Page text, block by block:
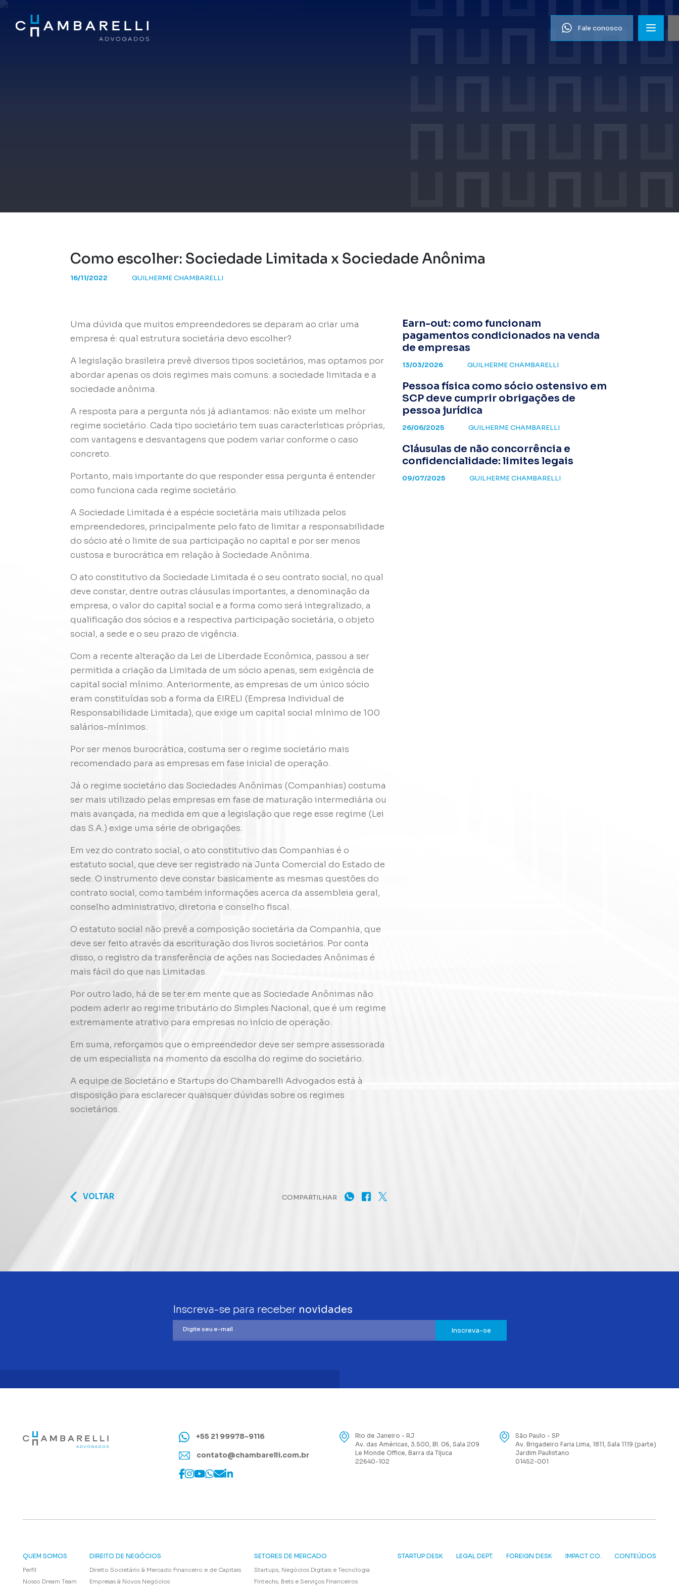
Fale conosco
Como escolher: Sociedade Limitada x Sociedade Anônima
16/11/2022 GUILHERME CHAMBARELLI
Uma dúvida que muitos empreendedores se deparam ao criar uma
empresa é: qual estrutura societária devo escolher?
A legislação brasileira prevê diversos tipos societários, mas optamos por
abordar apenas os dois regimes mais comuns: a sociedade limitada e a
sociedade anônima.
A resposta para a pergunta nós já adiantamos: não existe um melhor
regime societário. Cada tipo societário tem suas características próprias,
com vantagens e desvantagens que podem variar conforme o caso
concreto.
Portanto, mais importante do que responder essa pergunta é entender
como funciona cada regime societário.
A Sociedade Limitada é a espécie societária mais utilizada pelos
empreendedores, principalmente pelo fato de limitar a responsabilidade
do sócio até o limite de sua participação no capital e por ser menos
custosa e burocrática em relação à Sociedade Anônima.
O ato constitutivo da Sociedade Limitada é o seu contrato social, no qual
deve constar, dentre outras cláusulas importantes, a denominação da
empresa, o valor do capital social e a forma como será integralizado, a
qualificação dos sócios e a respectiva participação societária, o objeto
social, a sede e o seu prazo de vigência.
Com a recente alteração da Lei de Liberdade Econômica, passou a ser
permitida a criação da Limitada de um sócio apenas, sem exigência de
capital social mínimo. Anteriormente, as empresas de um único sócio
eram constituídas sob a forma da EIRELI (Empresa Individual de
Responsabilidade Limitada), que exige um capital social mínimo de 100
salários-mínimos.
Por ser menos burocrática, costuma ser o regime societário mais
recomendado para as empresas em fase inicial de operação.
Já o regime societário das Sociedades Anônimas (Companhias) costuma
ser mais utilizado pelas empresas em fase de maturação intermediária ou
mais avançada, na medida em que a legislação que rege esse regime (Lei
das S.A.) exige uma série de obrigações.
Em vez do contrato social, o ato constitutivo das Companhias é o
estatuto social, que deve ser registrado na Junta Comercial do Estado de
sede. O instrumento deve constar basicamente as mesmas questões do
contrato social, como também informações acerca da assembleia geral,
conselho administrativo, diretoria e conselho fiscal.
O estatuto social não prevê a composição societária da Companhia, que
deve ser feito através da escrituração dos livros societários. Por conta
disso, o registro da transferência de ações nas Sociedades Anônimas é
mais fácil do que nas Limitadas.
Por outro lado, há de se ter em mente que as Sociedade Anônimas não
podem aderir ao regime tributário do Simples Nacional, que é um regime
extremamente atrativo para empresas no início de operação.
Em suma, reforçamos que o empreendedor deve ser sempre assessorada
de um especialista na momento da escolha do regime do societário.
A equipe de Societário e Startups do Chambarelli Advogados está à
disposição para esclarecer quaisquer dúvidas sobre os regimes
societários.
VOLTAR COMPARTILHAR
Earn-out: como funcionam
pagamentos condicionados na venda
de empresas
13/03/2026 GUILHERME CHAMBARELLI
Pessoa física como sócio ostensivo em
SCP deve cumprir obrigações de
pessoa jurídica
26/06/2025 GUILHERME CHAMBARELLI
Cláusulas de não concorrência e
confidencialidade: limites legais
09/07/2025 GUILHERME CHAMBARELLI
Inscreva-se para receber novidades
Inscreva-se
+55 21 99978-9116
contato@chambarelli.com.br
Rio de Janeiro - RJ
Av. das Américas, 3.500, Bl. 06, Sala 209
Le Monde Office, Barra da Tijuca
22640-102
São Paulo - SP
Av. Brigadeiro Faria Lima, 1811, Sala 1119 (parte)
Jardim Paulistano
01452-001
QUEM SOMOS
Perfil
Nosso Dream Team
DIREITO DE NEGÓCIOS
Direito Societário & Mercado Financeiro e de Capitais
Empresas & Novos Negócios
SETORES DE MERCADO
Startups, Negócios Digitais e Tecnologia
Fintechs, Bets e Serviços Financeiros
STARTUP DESK LEGAL DEPT. FOREIGN DESK IMPACT CO. CONTEÚDOS